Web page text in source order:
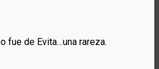
fue de Evita…una rareza.